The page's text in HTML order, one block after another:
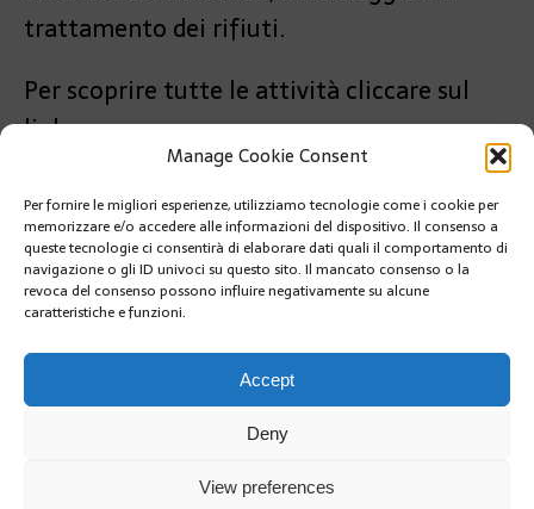
Manage Cookie Consent
Per fornire le migliori esperienze, utilizziamo tecnologie come i cookie per
memorizzare e/o accedere alle informazioni del dispositivo. Il consenso a
queste tecnologie ci consentirà di elaborare dati quali il comportamento di
navigazione o gli ID univoci su questo sito. Il mancato consenso o la
revoca del consenso possono influire negativamente su alcune
caratteristiche e funzioni.
Accept
Deny
View preferences
trattamento dei rifiuti.
Per scoprire tutte le attività cliccare sul
link:
https://www.sma.mc/fr/monacollecte
PRÉCÉDENT
CFM INDOSUEZ E I BALLETTI DI MONTE-CARLO
RINNOVANO LA COLLABORAZIONNE
INTERNAZIONALI E TANTE DIFFICOLTÀ